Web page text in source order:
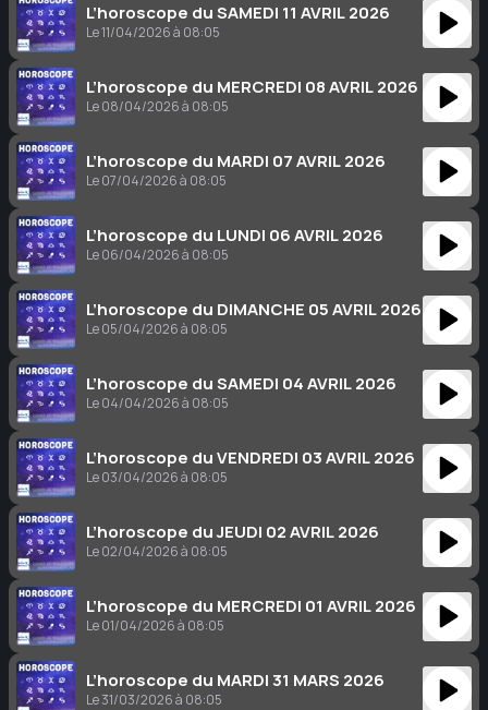
L’horoscope du SAMEDI 11 AVRIL 2026
Le 11/04/2026 à 08:05
L’horoscope du MERCREDI 08 AVRIL 2026
Le 08/04/2026 à 08:05
L’horoscope du MARDI 07 AVRIL 2026
Le 07/04/2026 à 08:05
L’horoscope du LUNDI 06 AVRIL 2026
Le 06/04/2026 à 08:05
L’horoscope du DIMANCHE 05 AVRIL 2026
Le 05/04/2026 à 08:05
L’horoscope du SAMEDI 04 AVRIL 2026
Le 04/04/2026 à 08:05
L’horoscope du VENDREDI 03 AVRIL 2026
Le 03/04/2026 à 08:05
L’horoscope du JEUDI 02 AVRIL 2026
Le 02/04/2026 à 08:05
L’horoscope du MERCREDI 01 AVRIL 2026
Le 01/04/2026 à 08:05
L’horoscope du MARDI 31 MARS 2026
Le 31/03/2026 à 08:05